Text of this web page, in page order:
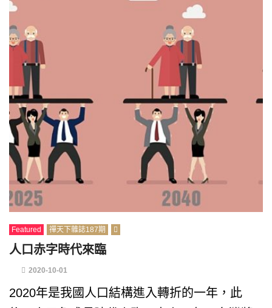
Featured 禪天下雜誌187期
人口赤字時代來臨
2020-10-01
2020年是我國人口結構進入轉折的一年，此